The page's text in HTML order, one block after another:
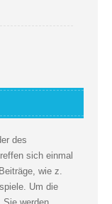
des
sich einmal
wie z.
Um die